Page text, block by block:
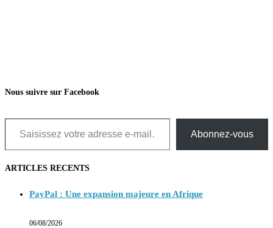
Nous suivre sur Facebook
Saisissez votre adresse e-mail…
Abonnez-vous
ARTICLES RECENTS
PayPal : Une expansion majeure en Afrique
06/08/2026